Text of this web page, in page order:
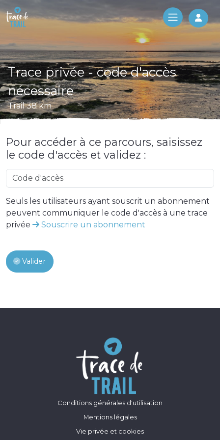
Log
Trace privée - code d'accès
nécessaire
Trail 38 km
Pour accéder à ce parcours, saisissez
le code d'accès et validez :
Seuls les utilisateurs ayant souscrit un abonnement
peuvent communiquer le code d'accès à une trace
privée
Souscrire un abonnement
Valider
Conditions générales d'utilisation
Mentions légales
Vie privée et cookies